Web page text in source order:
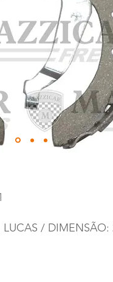
/ DIMENSÃO: